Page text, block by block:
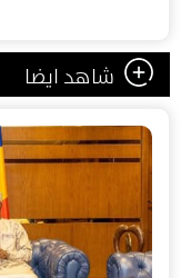
شاهد ايضا